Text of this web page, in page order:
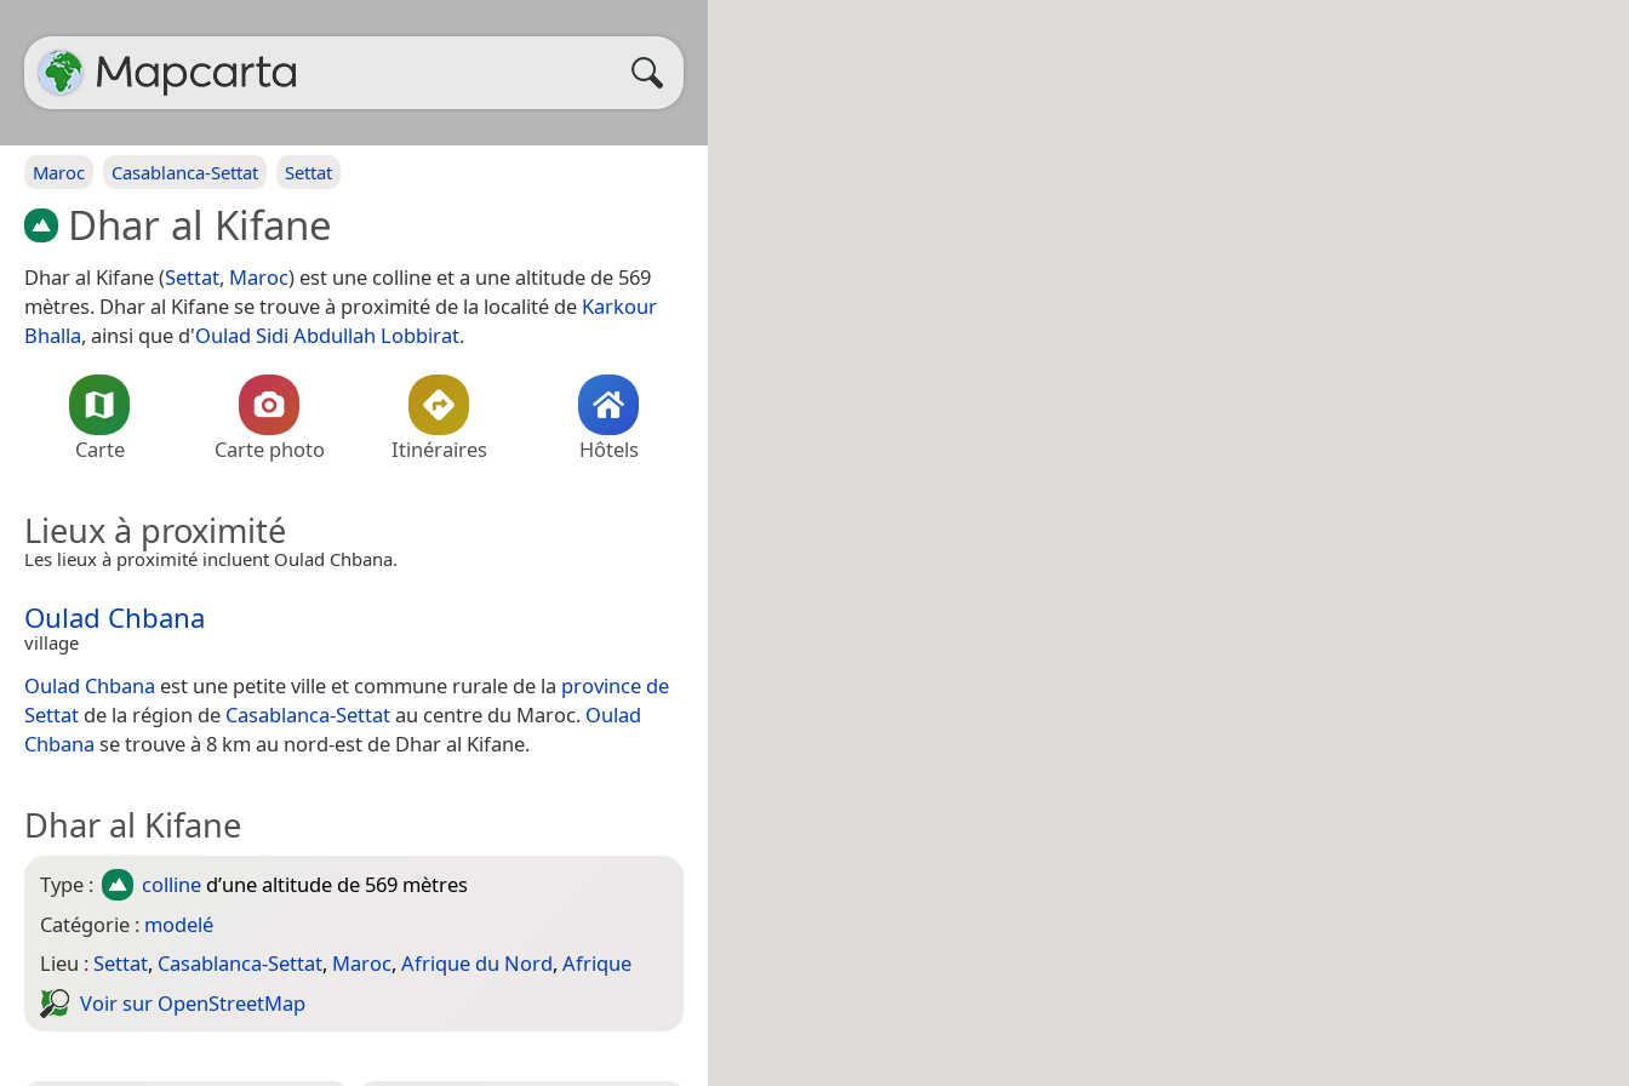
Maroc Casablanca-Settat Settat
Dhar al Kifane
Dhar al Kifane (Settat, Maroc) est une colline et a une altitude de 569
mètres. Dhar al Kifane se trouve à proximité de la localité de Karkour
Bhalla, ainsi que d'Oulad Sidi Abdullah Lobbirat.
Carte Carte photo Itinéraires Hôtels
Lieux à proximité
Les lieux à proximité incluent Oulad Chbana.
Oulad Chbana
village
Oulad Chbana est une petite ville et commune rurale de la province de
Settat de la région de Casablanca-Settatau centre du Maroc. Oulad
Chbana se trouve à 8 km au nord-est de Dhar al Kifane.
Dhar al Kifane
Type : colline d’une altitude de 569 mètres
Catégorie : modelé
Lieu :Settat, Casablanca-Settat, Maroc, Afrique du Nord, Afrique
Voir sur Open­Street­Map